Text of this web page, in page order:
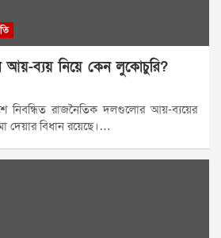
ব্যয় নিয়ে কেন লুকোচুরি?
নিবন্ধিত রাজনৈতিক দলগুলোর আয়-ব্যয়ের
দেয়ার বিধান রয়েছে।…